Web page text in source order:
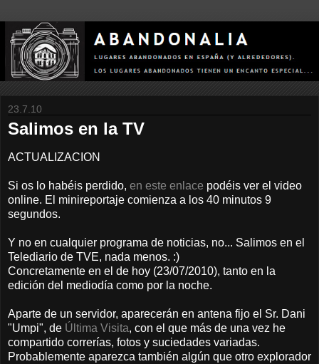
23.7.10
Salimos en la TV
ACTUALIZACION
Si os lo habéis perdido, en este enlace podéis ver el video
online. El minireportaje comienza a los 40 minutos 9
segundos.
Y no en cualquier programa de noticias, no... Salimos en el
Telediario de TVE, nada menos. :)
Concretamente en el de hoy (23/07/2010), tanto en la
edición del mediodía como por la noche.
Aparte de un servidor, aparecerán en antena fijo el Sr. Dani
"Umpi", de Última Visita, con el que más de una vez he
compartido correrías, fotos y suciedades variadas.
Probablemente aparezca también algún que otro explorador